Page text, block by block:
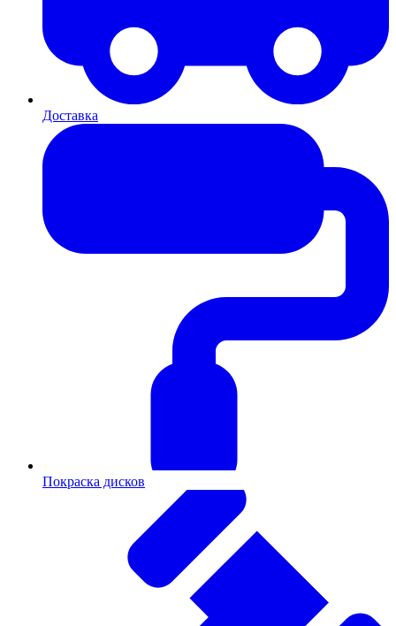
Доставка
Покраска дисков